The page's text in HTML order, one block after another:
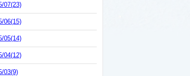
07(23)
06(15)
05(14)
04(12)
03(9)